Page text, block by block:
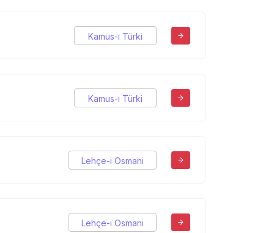
Kamus-ı Türki
Kamus-ı Türki
Lehçe-i Osmani
Lehçe-i Osmani